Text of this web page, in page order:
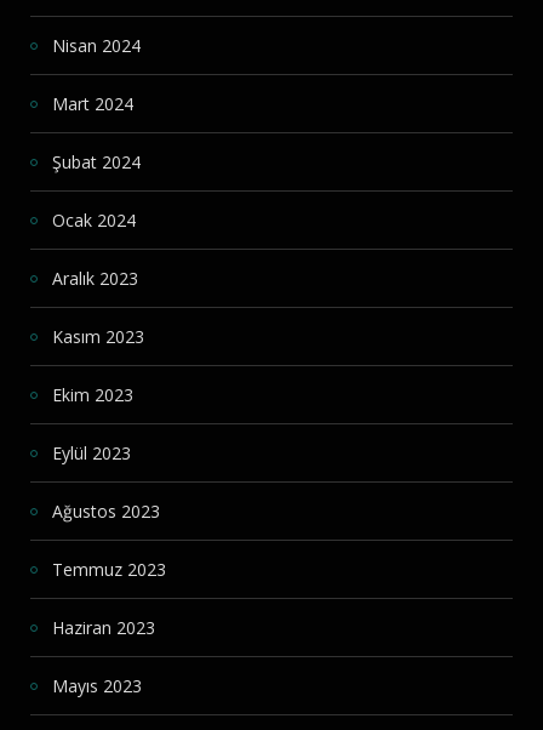
Nisan 2024
Mart 2024
Şubat 2024
Ocak 2024
Aralık 2023
Kasım 2023
Ekim 2023
Eylül 2023
Ağustos 2023
Temmuz 2023
Haziran 2023
Mayıs 2023